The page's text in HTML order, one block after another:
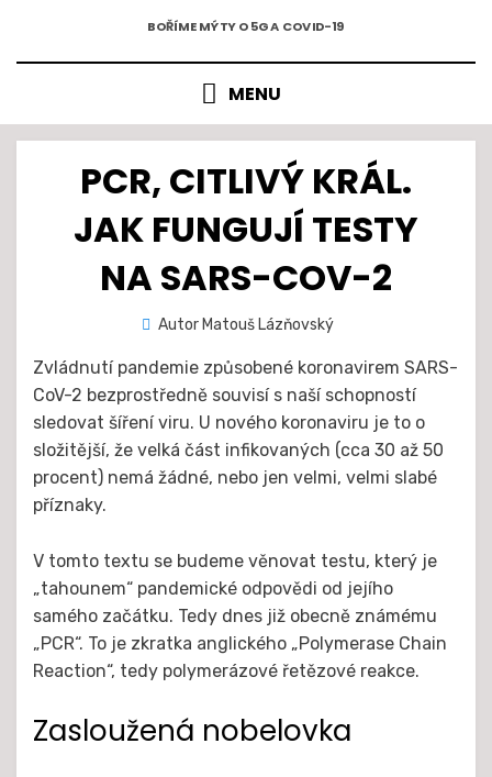
obsahu
BOŘÍME MÝTY O 5G A COVID-19
MENU
PCR, CITLIVÝ KRÁL.
JAK FUNGUJÍ TESTY
NA SARS-COV-2
Autor Matouš Lázňovský
Zvládnutí pandemie způsobené koronavirem SARS-
CoV-2 bezprostředně souvisí s naší schopností
sledovat šíření viru. U nového koronaviru je to o
složitější, že velká část infikovaných (cca 30 až 50
procent) nemá žádné, nebo jen velmi, velmi slabé
příznaky.
V tomto textu se budeme věnovat testu, který je
„tahounem“ pandemické odpovědi od jejího
samého začátku. Tedy dnes již obecně známému
„PCR“. To je zkratka anglického „Polymerase Chain
Reaction“, tedy polymerázové řetězové reakce.
Zasloužená nobelovka